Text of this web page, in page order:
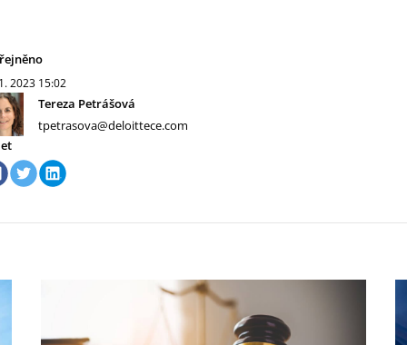
2023 15:02
Tereza Petrášová
tpetrasova@deloittece.com